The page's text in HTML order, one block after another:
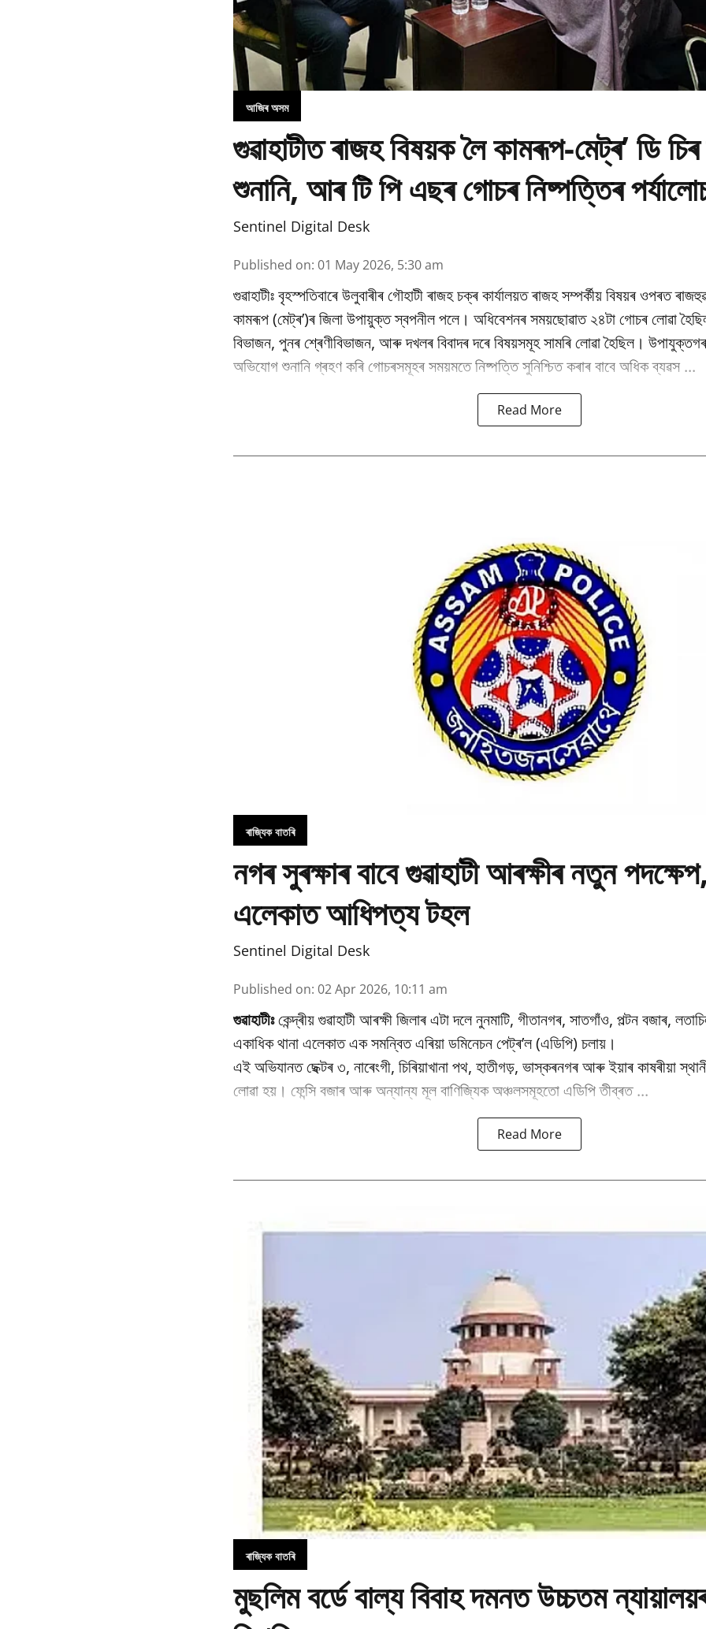
আজিৰ অসম
গুৱাহাটীত ৰাজহ বিষয়ক লৈ কামৰূপ-মেট্ৰ’ ডি চিৰ
শুনানি, আৰ টি পি এছৰ গোচৰ নিষ্পত্তিৰ
Sentinel Digital Desk
Published on: 01 May 2026, 5:30 am
গুৱাহাটীঃ বৃহস্পতিবাৰে উলুবাৰীৰ গৌহাটী ৰাজহ চক্ৰ কাৰ্যালয়ত ৰাজহ সম্পৰ্কীয় বিষয়ৰ ওপৰত
কামৰূপ (মেট্ৰ’)ৰ জিলা উপায়ুক্ত স্বপনীল পলে। অধিবেশনৰ সময়ছোৱাত ২৪টা গোচৰ লোৱা
বিভাজন, পুনৰ শ্ৰেণীবিভাজন, আৰু দখলৰ বিবাদৰ দৰে বিষয়সমূহ সামৰি লোৱা হৈছিল।
অভিযোগ শুনানি গ্ৰহণ কৰি গোচৰসমূহৰ সময়মতে নিষ্পত্তি সুনিশ্চিত কৰাৰ বাবে অধিক ব্যৱস ...
Read More
ৰাজ্যিক বাতৰি
নগৰ সুৰক্ষাৰ বাবে গুৱাহাটী আৰক্ষীৰ নতুন
এলেকাত আধিপত্য টহল
Sentinel Digital Desk
Published on: 02 Apr 2026, 10:11 am
গুৱাহাটীঃকেন্দ্ৰীয় গুৱাহাটী আৰক্ষী জিলাৰ এটা দলে নুনমাটি, গীতানগৰ, সাতগাঁও, পল্টন বজাৰ,
একাধিক থানা এলেকাত এক সমন্বিত এৰিয়া ডমিনেচন পেট্ৰ’ল (এডিপি) চলায়।
এই অভিযানত ছেক্টৰ ৩, নাৰেংগী, চিৰিয়াখানা পথ, হাতীগড়, ভাস্কৰনগৰ আৰু ইয়াৰ কাষৰীয়া
লোৱা হয়। ফেন্সি বজাৰ আৰু অন্যান্য মূল বাণিজ্যিক অঞ্চলসমূহতো এডিপি তীব্ৰত ...
Read More
ৰাজ্যিক বাতৰি
মুছলিম বৰ্ডে বাল্য বিবাহ দমনত উচ্চতম